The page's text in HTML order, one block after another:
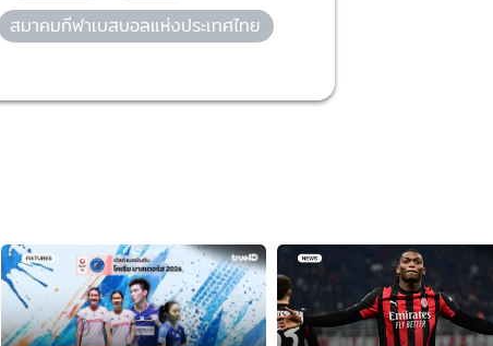
สมาคมกีฬาเบสบอลแห่งประเทศไทย